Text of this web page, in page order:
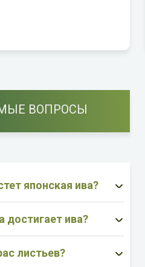
ВОПРОСЫ
японская ива?
достигает ива?
листьев?